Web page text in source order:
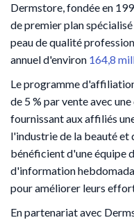
Dermstore, fondée en
de premier plan
peau de qualité
annuel d'environ 164,8
Le programme
de 5 % par vente avec
fournissant aux affiliés
l'industrie de la beauté et
bénéficient d'une équipe
d'information
pour améliorer leurs
En partenariat avec